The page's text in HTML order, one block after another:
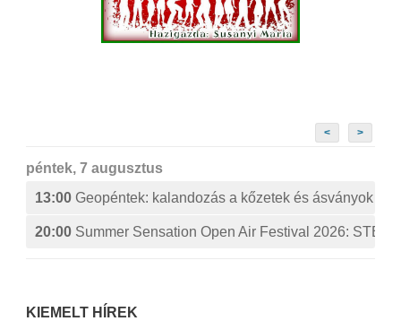
< >
péntek, 7 augusztus
13:00 Geopéntek: kalandozás a kőzetek és ásványok
20:00 Summer Sensation Open Air Festival 2026:
KIEMELT HÍREK